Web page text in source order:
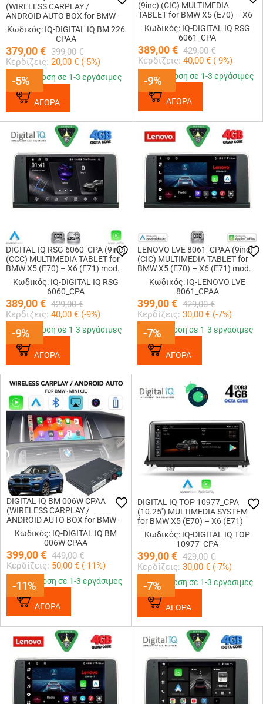
-5%
(WIRELESS CARPLAY /
ANDROID AUTO BOX for BMW -
MINI (CIC system) with FRONT -
REAR cameras
Κωδικός: IQ-DIGITAL IQ BM 226
CPAA
379,00€ 399,00 €
Κερδίζεις: 20,00 € (-5%)
-5%
Παράδοση σε 1-3 εργάσιμες
ΑΓΟΡΑ
-9%
(9inc) (CIC) MULTIMEDIA
TABLET for BMW X5 (E70) – X6
(E71) mod. 2009-2013
Κωδικός: IQ-DIGITAL IQ RSG
6061_CPA
389,00€ 429,00 €
Κερδίζεις: 40,00 € (-9%)
-9%
Παράδοση σε 1-3 εργάσιμες
ΑΓΟΡΑ
-9%
DIGITAL IQ RSG 6060_CPA (9inc)
(CCC) MULTIMEDIA TABLET for
BMW X5 (E70) – X6 (E71) mod.
2006-2009
Κωδικός: IQ-DIGITAL IQ RSG
6060_CPA
389,00€ 429,00 €
Κερδίζεις: 40,00 € (-9%)
-9%
Παράδοση σε 1-3 εργάσιμες
ΑΓΟΡΑ
-7%
LENOVO LVE 8061_CPAA (9inc)
(CIC) MULTIMEDIA TABLET for
BMW X5 (E70) – X6 (E71) mod.
2009-2013
Κωδικός: IQ-LENOVO LVE
8061_CPAA
399,00€ 429,00 €
Κερδίζεις: 30,00 € (-7%)
-7%
Παράδοση σε 1-3 εργάσιμες
ΑΓΟΡΑ
-11%
DIGITAL IQ BM 006W CPAA
(WIRELESS CARPLAY /
ANDROID AUTO BOX for BMW -
MINI (CIC system) with 2
cameras FRONT - REAR)
Κωδικός: IQ-DIGITAL IQ BM
006W CPAA
399,00€ 449,00 €
Κερδίζεις: 50,00 € (-11%)
-11%
Παράδοση σε 1-3 εργάσιμες
ΑΓΟΡΑ
-7%
DIGITAL IQ TOP 10977_CPA
(10.25'') MULTIMEDIA SYSTEM
for BMW X5 (E70) – X6 (E71)
mod. 2009-2013 (CIC)
Κωδικός: IQ-DIGITAL IQ TOP
10977_CPA
399,00€ 429,00 €
Κερδίζεις: 30,00 € (-7%)
-7%
Παράδοση σε 1-3 εργάσιμες
ΑΓΟΡΑ